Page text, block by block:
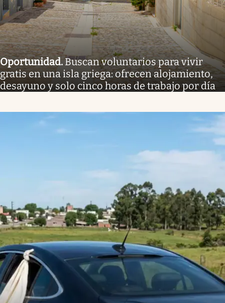
Oportunidad.Buscan voluntarios para vivir
gratis en una isla griega: ofrecen alojamiento,
desayuno y solo cinco horas de trabajo por día